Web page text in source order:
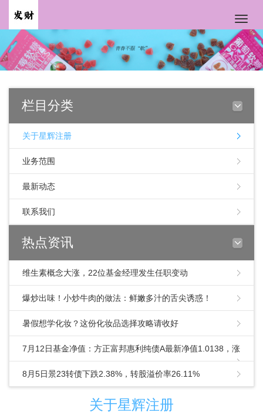
Toggle
栏目分类
关于星辉注册
业务范围
最新动态
联系我们
热点资讯
维生素概念大涨，22位基金经理发生任职变动
爆炒出味！小炒牛肉的做法：鲜嫩多汁的舌尖诱惑！
暑假想学化妆？这份化妆品选择攻略请收好
7月12日基金净值：方正富邦惠利纯债A最新净值1.0138，涨
0.05%
8月5日景23转债下跌2.38%，转股溢价率26.11%
关于星辉注册